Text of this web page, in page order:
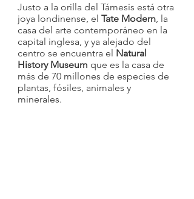
Justo a la orilla del Támesis está otra
joya londinense, el Tate Modern, la
casa del arte contemporáneo en la
capital inglesa, y ya alejado del
centro se encuentra el Natural
History Museum que es la casa de
más de 70 millones de especies de
plantas, fósiles, animales y
minerales.